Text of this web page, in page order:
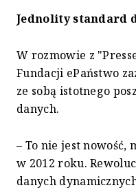
Jednolity standard
W rozmowie z
Fundacji ePaństwo
ze sobą istotnego
danych.
– To nie jest
w 2012 roku.
danych